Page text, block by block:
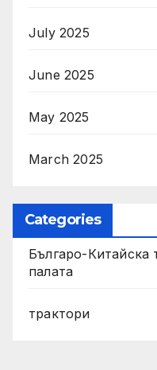
July 2025
June 2025
May 2025
March 2025
Categories
Българо-
палата
трактори